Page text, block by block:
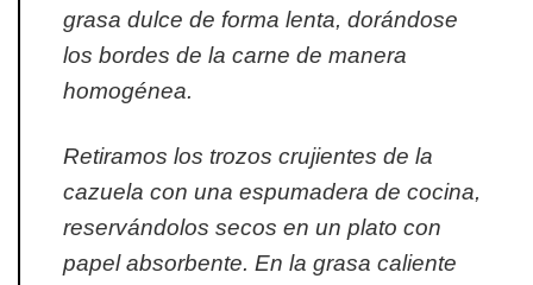
grasa dulce de forma lenta, dorándose
los bordes de la carne de manera
homogénea.
Retiramos los trozos crujientes de la
cazuela con una espumadera de cocina,
reservándolos secos en un plato con
papel absorbente. En la grasa caliente